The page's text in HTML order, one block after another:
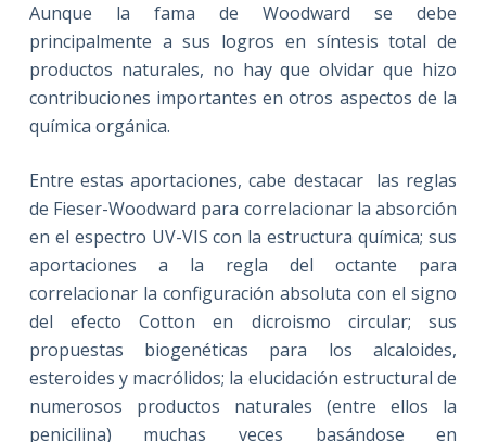
Aunque la fama de Woodward se debe
principalmente a sus logros en síntesis total de
productos naturales, no hay que olvidar que hizo
contribuciones importantes en otros aspectos de la
química orgánica.
Entre estas aportaciones, cabe destacar las reglas
de Fieser-Woodward para correlacionar la absorción
en el espectro UV-VIS con la estructura química; sus
aportaciones a la regla del octante para
correlacionar la configuración absoluta con el signo
del efecto Cotton en dicroismo circular; sus
propuestas biogenéticas para los alcaloides,
esteroides y macrólidos; la elucidación estructural de
numerosos productos naturales (entre ellos la
penicilina) muchas veces basándose en